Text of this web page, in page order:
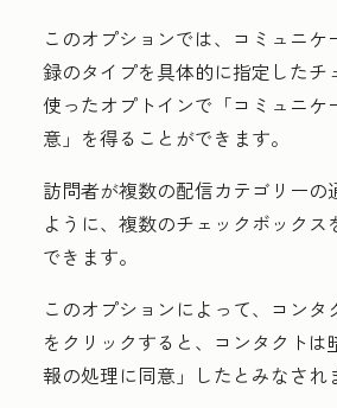
このオプションでは、コミュニ
録のタイプを具体的に指定したチ
使ったオプトインで「コミュニケ
意」を得ることができます。
訪問者が複数の配信カテゴリーの
ように、複数のチェックボック
できます。
このオプションによって、コンタ
をクリックすると、コンタクトは
報の処理に同意 」したとみなされ